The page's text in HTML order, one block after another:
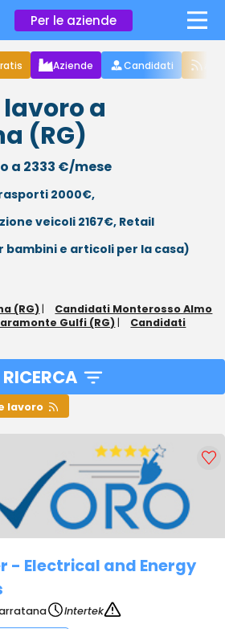
Per le aziende ×
Aziende Candidati
a
(RG)
a 2333 €/mese
2000€,
veicoli 2167€, Retail
bambini e articoli per la casa)
(RG) |
Candidati Monterosso Almo
Gulfi (RG) |
Candidati
RICERCA
lavoro
- Electrical and Energy
Intertek